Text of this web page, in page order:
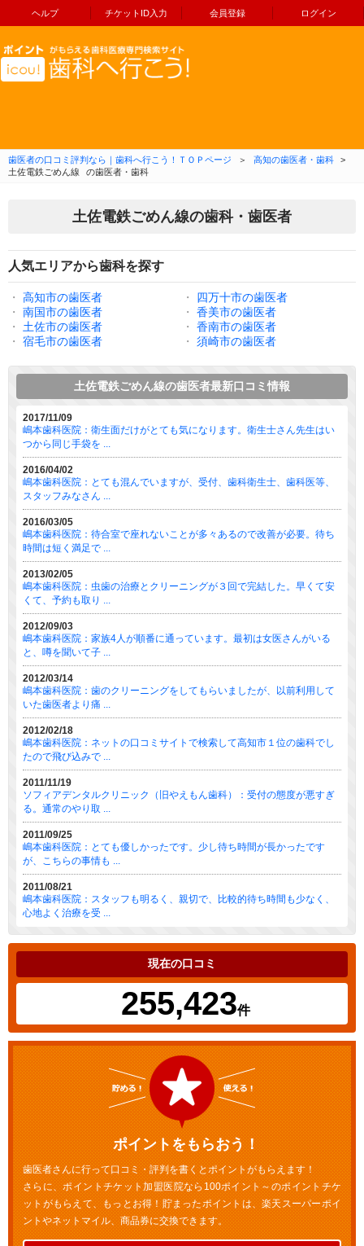
ヘルプ チケットID入力 会員登録 ログイン
コンテンツへ移動
歯医者の口コミ評判なら｜歯科へ行こう！ＴＯＰページ ＞ 高知の歯医者・歯科
>
土佐電鉄ごめん線
の歯医者・歯科
土佐電鉄ごめん線の歯科・歯医者
人気エリアから歯科を探す
・ 高知市の歯医者 ・
四万十市の歯医者
・
南国市の歯医者 ・
香美市の歯医者
・
土佐市の歯医者 ・
香南市の歯医者
・
宿毛市の歯医者 ・ 須崎市の歯医者
土佐電鉄ごめん線の歯医者最新口コミ情報
2017/11/09
嶋本歯科医院：衛生面だけがとても気になります。衛生士さん先生はい
つから同じ手袋を ...
2016/04/02
嶋本歯科医院：とても混んでいますが、受付、歯科衛生士、歯科医等、
スタッフみなさん ...
2016/03/05
嶋本歯科医院：待合室で座れないことが多々あるので改善が必要。待ち
時間は短く満足で ...
2013/02/05
嶋本歯科医院：虫歯の治療とクリーニングが３回で完結した。早くて安
くて、予約も取り ...
2012/09/03
嶋本歯科医院：家族4人が順番に通っています。最初は女医さんがいる
と、噂を聞いて子 ...
2012/03/14
嶋本歯科医院：歯のクリーニングをしてもらいましたが、以前利用して
いた歯医者より痛 ...
2012/02/18
嶋本歯科医院：ネットの口コミサイトで検索して高知市１位の歯科でし
たので飛び込みで ...
2011/11/19
ソフィアデンタルクリニック（旧やえもん歯科）：受付の態度が悪すぎ
る。通常のやり取 ...
2011/09/25
嶋本歯科医院：とても優しかったです。少し待ち時間が長かったです
が、こちらの事情も ...
2011/08/21
嶋本歯科医院：スタッフも明るく、親切で、比較的待ち時間も少なく、
心地よく治療を受 ...
現在の口コミ
255,423件
ポイントをもらおう！
歯医者さんに行って口コミ・評判を書くとポイントがもらえます！
さらに、ポイントチケット加盟医院なら100ポイント～のポイントチケ
ットがもらえて、もっとお得！貯まったポイントは、楽天スーパーポイ
ントやネットマイル、商品券に交換できます。